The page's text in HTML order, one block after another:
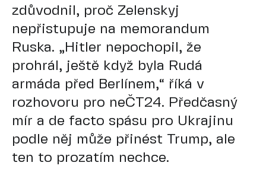
zdůvodnil, proč Zelenskyj
nepřistupuje na memorandum
Ruska. „Hitler nepochopil, že
prohrál, ještě když byla Rudá
armáda před Berlínem,“ říká v
rozhovoru pro neČT24. Předčasný
mír a de facto spásu pro Ukrajinu
podle něj může přinést Trump, ale
ten to prozatím nechce.